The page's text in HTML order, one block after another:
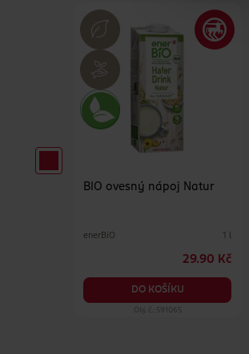
BIO ovesný nápoj Natur
enerBiO 1 l
29.90 Kč
DO KOŠÍKU
Obj. č.: 591065